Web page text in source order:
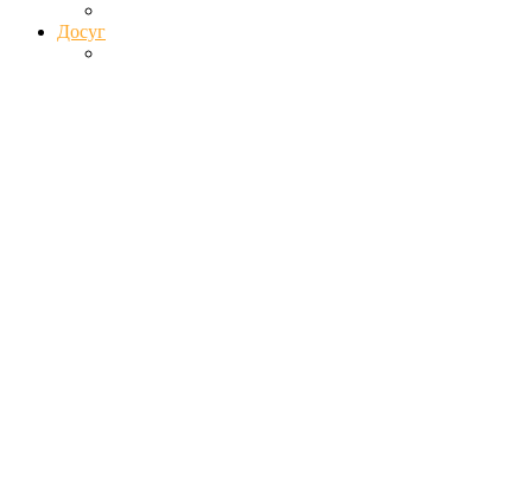
Досуг